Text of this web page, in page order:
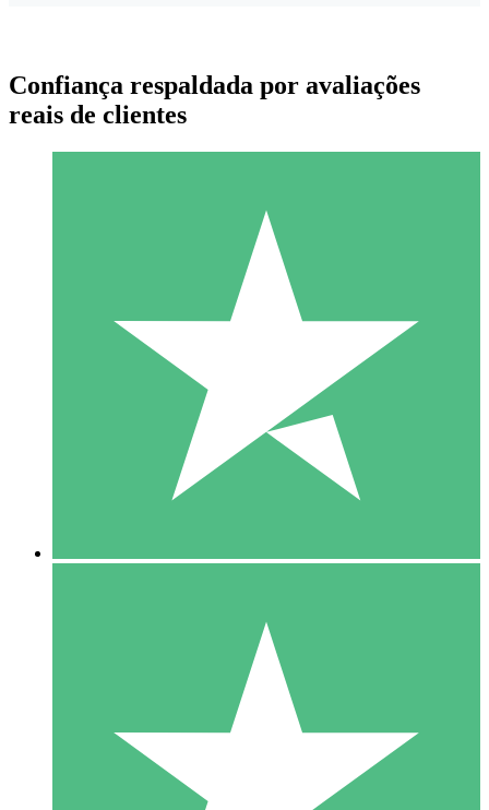
Pacotes de Créditos Individuais
Pague conforme o uso com créditos de download. Sem
1000
10 Downloads
20 00
Confiança respaldada por avaliações
reais de clientes